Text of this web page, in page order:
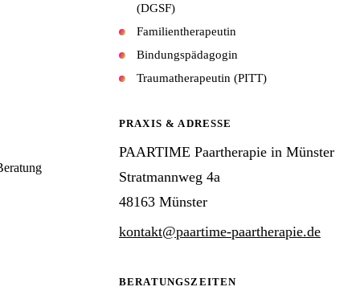
(DGSF)
Familientherapeutin
Bindungspädagogin
Traumatherapeutin (PITT)
PRAXIS & ADRESSE
PAARTIME Paartherapie in Münster
Stratmannweg 4a
48163 Münster
kontakt@paartime-paartherapie.de
BERATUNGSZEITEN